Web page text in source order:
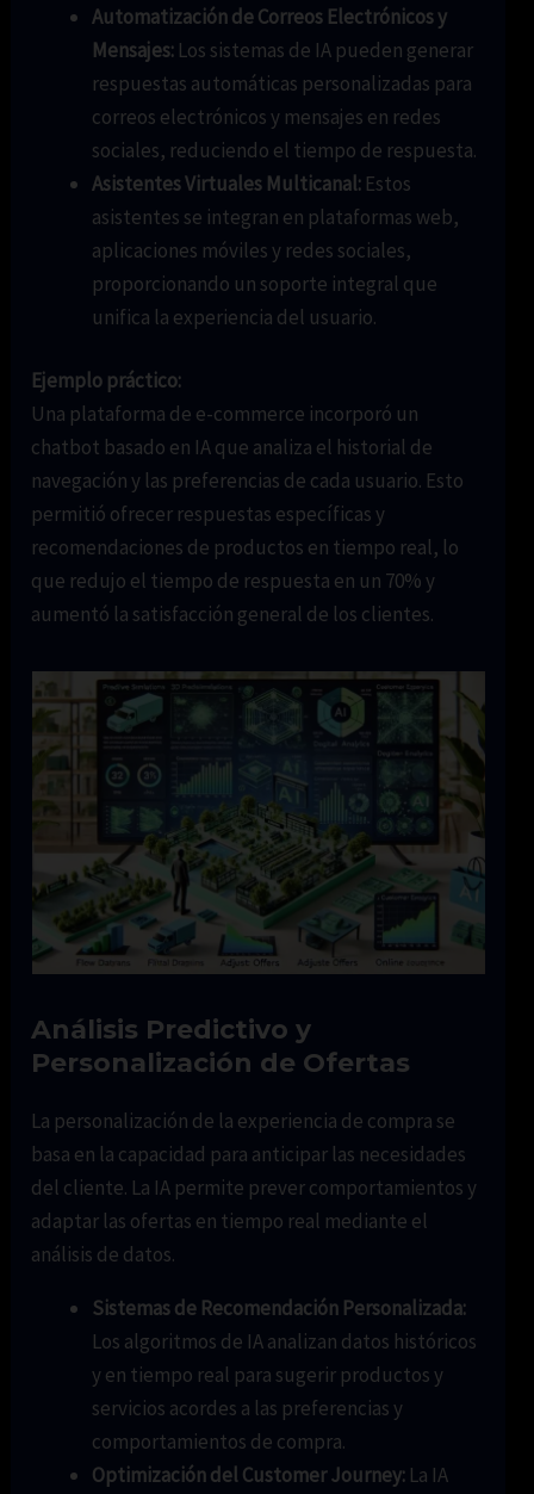
Automatización de Correos Electrónicos y
Mensajes: Los sistemas de IA pueden generar
respuestas automáticas personalizadas para
correos electrónicos y mensajes en redes
sociales, reduciendo el tiempo de respuesta.
Asistentes Virtuales Multicanal: Estos
asistentes se integran en plataformas web,
aplicaciones móviles y redes sociales,
proporcionando un soporte integral que
unifica la experiencia del usuario.
Ejemplo práctico:
Una plataforma de e-commerce incorporó un
chatbot basado en IA que analiza el historial de
navegación y las preferencias de cada usuario. Esto
permitió ofrecer respuestas específicas y
recomendaciones de productos en tiempo real, lo
que redujo el tiempo de respuesta en un 70% y
aumentó la satisfacción general de los clientes.
Análisis Predictivo y
Personalización de Ofertas
La personalización de la experiencia de compra se
basa en la capacidad para anticipar las necesidades
del cliente. La IA permite prever comportamientos y
adaptar las ofertas en tiempo real mediante el
análisis de datos.
Sistemas de Recomendación Personalizada:
Los algoritmos de IA analizan datos históricos
y en tiempo real para sugerir productos y
servicios acordes a las preferencias y
comportamientos de compra.
Optimización del Customer Journey: La IA